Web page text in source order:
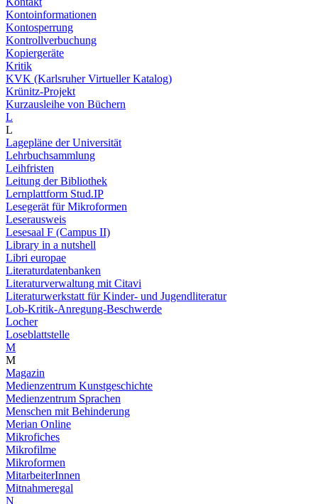
Kontoinformationen
Kontosperrung
Kontrollverbuchung
Kopiergeräte
Kritik
KVK (Karlsruher Virtueller Katalog)
Krünitz-Projekt
Kurzausleihe von Büchern
L
L
Lagepläne der Universität
Lehrbuchsammlung
Leihfristen
Leitung der Bibliothek
Lernplattform Stud.IP
Lesegerät für Mikroformen
Leserausweis
Lesesaal F (Campus II)
Library in a nutshell
Libri europae
Literaturdatenbanken
Literaturverwaltung mit Citavi
Literaturwerkstatt für Kinder- und Jugendliteratur
Lob-Kritik-Anregung-Beschwerde
Locher
Loseblattstelle
M
M
Magazin
Medienzentrum Kunstgeschichte
Medienzentrum Sprachen
Menschen mit Behinderung
Merian Online
Mikrofiches
Mikrofilme
Mikroformen
MitarbeiterInnen
Mitnahmeregal
N